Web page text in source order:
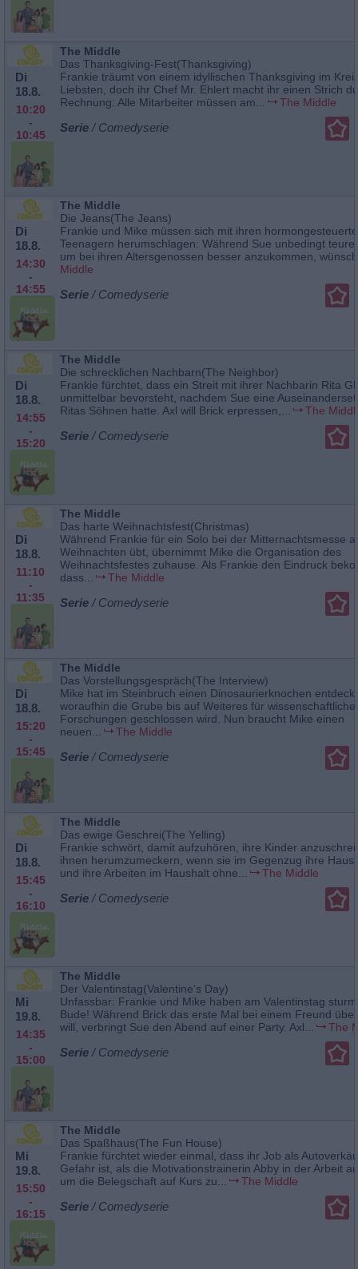
Di
18.8.
10:20
-
10:45
The Middle
Das Thanksgiving-Fest(Thanksgiving)
Frankie träumt von einem idyllischen Thanksgiving im
Liebsten, doch ihr Chef Mr. Ehlert macht ihr einen Strich
Rechnung: Alle Mitarbeiter müssen am...
The Middle
Serie / Comedyserie
Di
18.8.
14:30
-
14:55
The Middle
Die Jeans(The Jeans)
Frankie und Mike müssen sich mit ihren
Teenagern herumschlagen: Während Sue unbedingt teure
um bei ihren Altersgenossen besser anzukommen,
Middle
Serie / Comedyserie
Di
18.8.
14:55
-
15:20
The Middle
Die schrecklichen Nachbarn(The Neighbor)
Frankie fürchtet, dass ein Streit mit ihrer Nachbarin Rita
unmittelbar bevorsteht, nachdem Sue eine
Ritas Söhnen hatte. Axl will Brick erpressen,...
The
Serie / Comedyserie
Di
18.8.
11:10
-
11:35
The Middle
Das harte Weihnachtsfest(Christmas)
Während Frankie für ein Solo bei der Mitternachtsmesse
Weihnachten übt, übernimmt Mike die Organisation des
Weihnachtsfestes zuhause. Als Frankie den Eindruck
dass...
The Middle
Serie / Comedyserie
Di
18.8.
15:20
-
15:45
The Middle
Das Vorstellungsgespräch(The Interview)
Mike hat im Steinbruch einen Dinosaurierknochen
woraufhin die Grube bis auf Weiteres für wissenschaftliche
Forschungen geschlossen wird. Nun braucht Mike einen
neuen...
The Middle
Serie / Comedyserie
Di
18.8.
15:45
-
16:10
The Middle
Das ewige Geschrei(The Yelling)
Frankie schwört, damit aufzuhören, ihre Kinder
ihnen herumzumeckern, wenn sie im Gegenzug ihre
und ihre Arbeiten im Haushalt ohne...
The Middle
Serie / Comedyserie
Mi
19.8.
14:35
-
15:00
The Middle
Der Valentinstag(Valentine‘s Day)
Unfassbar: Frankie und Mike haben am Valentinstag
Bude! Während Brick das erste Mal bei einem Freund
will, verbringt Sue den Abend auf einer Party. Axl...
The
Serie / Comedyserie
Mi
19.8.
15:50
-
16:15
The Middle
Das Spaßhaus(The Fun House)
Frankie fürchtet wieder einmal, dass ihr Job als
Gefahr ist, als die Motivationstrainerin Abby in der Arbeit
um die Belegschaft auf Kurs zu...
The Middle
Serie / Comedyserie